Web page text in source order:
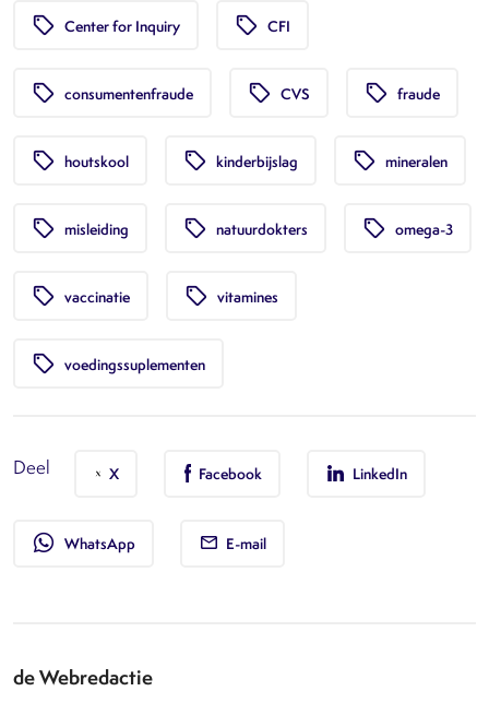
local_offer Center for Inquiry local_offer CFI
local_offer consumentenfraude local_offer CVS local_offer fraude
local_offer houtskool local_offer kinderbijslag local_offer mineralen
local_offer misleiding local_offer natuurdokters local_offer omega-3
local_offer vaccinatie local_offer vitamines
local_offer voedingssuplementen
Deel X Facebook LinkedIn
whatsapp WhatsApp E-mail
de Webredactie